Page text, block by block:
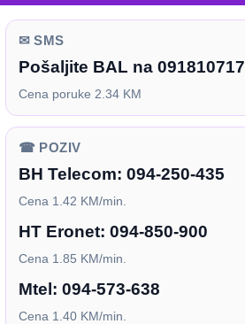
✉ SMS
Pošaljite BAL na 091810717
Cena poruke 2.34 KM
☎ POZIV
BH Telecom: 094-250-435
Cena 1.42 KM/min.
HT Eronet: 094-850-900
Cena 1.85 KM/min.
Mtel: 094-573-638
Cena 1.40 KM/min.